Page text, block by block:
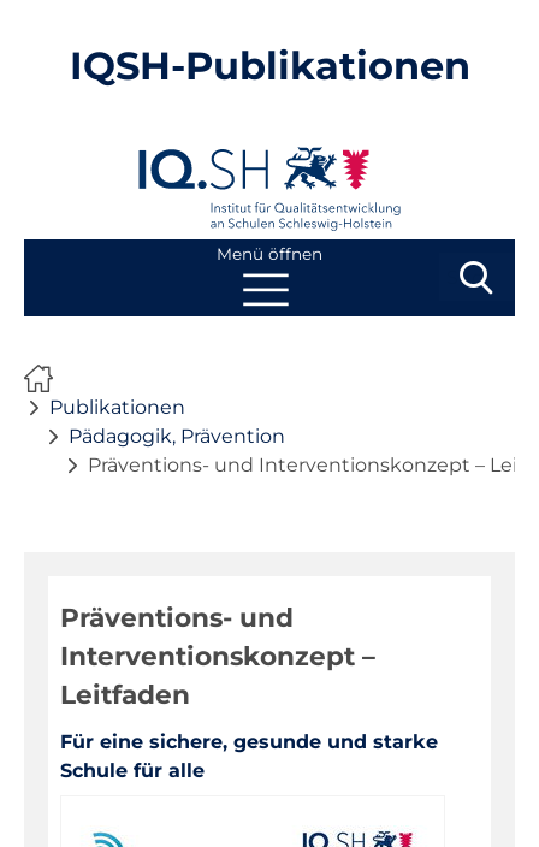
IQSH-Publikationen
Menü öffnen
Publikationen
Evaluationen, Bildungsmonitoring
Fortbildungen
Informationen für Eltern
Inklusion, Sonderpädagogik
Über das IQSH
Publikationen
Pädagogik, Prävention
Präventions- und Interventionskonzept –
Präventions- und
Interventionskonzept –
Leitfaden
Für eine sichere, gesunde und starke
Schule für alle